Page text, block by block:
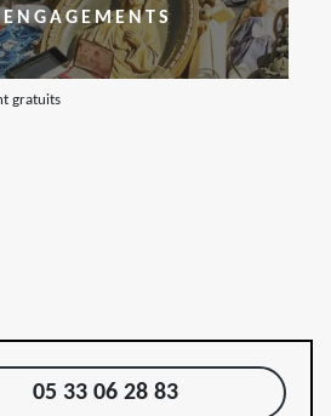
gratuits
05 33 06 28 83